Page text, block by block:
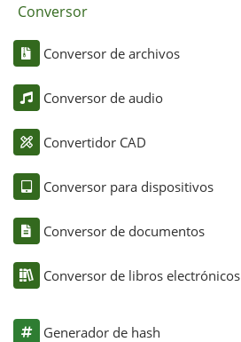
Conversor
Conversor de archivos
Conversor de audio
Convertidor CAD
Conversor para dispositivos
Conversor de documentos
Conversor de libros electrónicos
Generador de hash